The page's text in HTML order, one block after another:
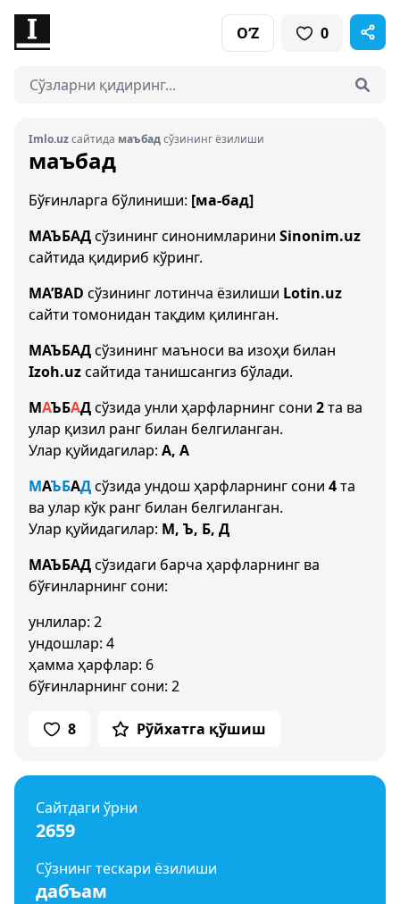
O‘Z 0
Imlo.uzсайтида маъбадсўзининг ёзилиши
маъбад
Бўғинларга бўлиниши: [ма-бад]
МАЪБАДсўзининг синонимларини Sinonim.uz
сайтида қидириб кўринг.
MA’BAD сўзининг лотинча ёзилиши Lotin.uz
сайти томонидан тақдим қилинган.
МАЪБАДсўзининг маъноси ва изоҳи билан
Izoh.uzсайтида танишсангиз бўлади.
МАЪБАДсўзида унли ҳарфларнинг сони 2та ва
улар қизил ранг билан белгиланган.
Улар қуйидагилар: А, А
МАЪБАДсўзида ундош ҳарфларнинг сони 4та
ва улар кўк ранг билан белгиланган.
Улар қуйидагилар: М, Ъ, Б, Д
МАЪБАДсўзидаги барча ҳарфларнинг ва
бўғинларнинг сони:
унлилар: 2
ундошлар: 4
ҳамма ҳарфлар: 6
бўғинларнинг сони: 2
8 Рўйхатга қўшиш
Сайтдаги ўрни
2659
Сўзнинг тескари ёзилиши
дабъам